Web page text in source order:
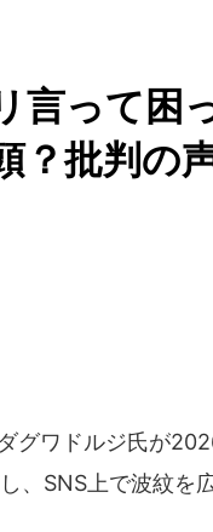
言って困
批判の
グワドルジ氏が
、SNS上で波紋を